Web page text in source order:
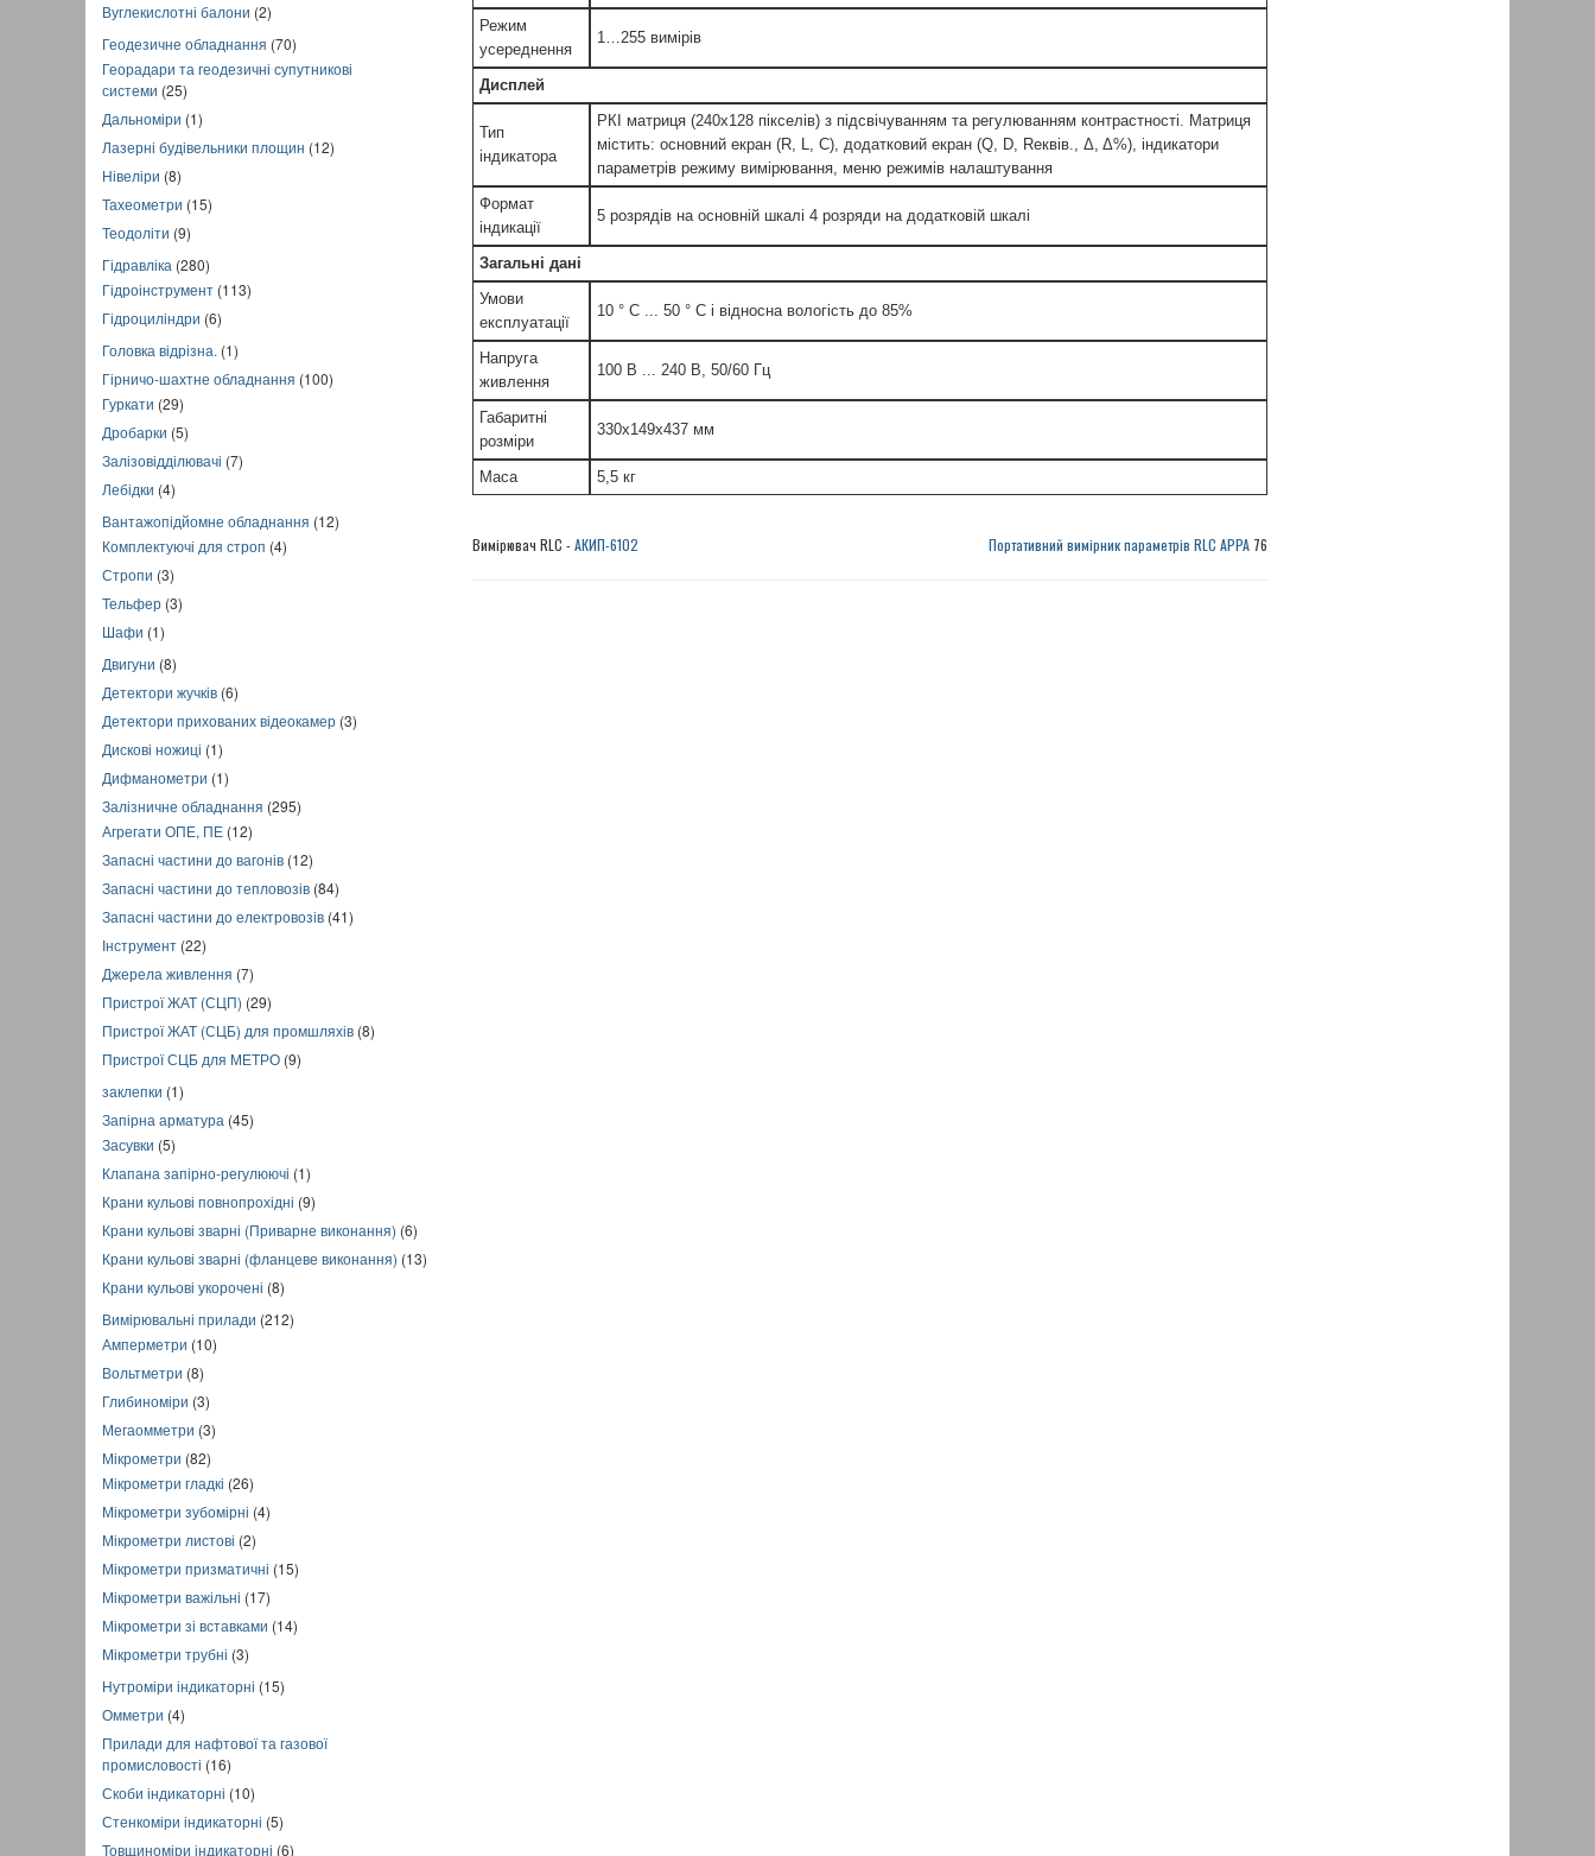
Вуглекислотні балони (2)
Геодезичне обладнання (70)
Георадари та геодезичні супутникові
системи (25)
Дальноміри (1)
Лазерні будівельники площин (12)
Нівеліри (8)
Тахеометри (15)
Теодоліти (9)
Гідравліка (280)
Гідроінструмент (113)
Гідроциліндри (6)
Головка відрізна. (1)
Гірничо-шахтне обладнання (100)
Гуркати (29)
Дробарки (5)
Залізовідділювачі (7)
Лебідки (4)
Вантажопідйомне обладнання (12)
Комплектуючі для строп (4)
Стропи (3)
Тельфер (3)
Шафи (1)
Двигуни (8)
Детектори жучків (6)
Детектори прихованих відеокамер (3)
Дискові ножиці (1)
Дифманометри (1)
Залізничне обладнання (295)
Агрегати ОПЕ, ПЕ (12)
Запасні частини до вагонів (12)
Запасні частини до тепловозів (84)
Запасні частини до електровозів (41)
Інструмент (22)
Джерела живлення (7)
Пристрої ЖАТ (СЦП) (29)
Пристрої ЖАТ (СЦБ) для промшляхів (8)
Пристрої СЦБ для МЕТРО (9)
заклепки (1)
Запірна арматура (45)
Засувки (5)
Клапана запірно-регулюючі (1)
Крани кульові повнопрохідні (9)
Крани кульові зварні (Приварне виконання) (6)
Крани кульові зварні (фланцеве виконання) (13)
Крани кульові укорочені (8)
Вимірювальні прилади (212)
Амперметри (10)
Вольтметри (8)
Глибиноміри (3)
Мегаомметри (3)
Мікрометри (82)
Мікрометри гладкі (26)
Мікрометри зубомірні (4)
Мікрометри листові (2)
Мікрометри призматичні (15)
Мікрометри важільні (17)
Мікрометри зі вставками (14)
Мікрометри трубні (3)
Нутроміри індикаторні (15)
Омметри (4)
Прилади для нафтової та газової
промисловості (16)
Скоби індикаторні (10)
Стенкоміри індикаторні (5)
Товщиноміри індикаторні (6)
Режим
усереднення
1…255 вимірів
Дисплей
Тип
індикатора
РКІ матриця (240х128 пікселів) з підсвічуванням та регулюванням контрастності. Матриця
містить: основний екран (R, L, C), додатковий екран (Q, D, Rеквів., Δ, Δ%), індикатори
параметрів режиму вимірювання, меню режимів налаштування
Формат
індикації
5 розрядів на основній шкалі 4 розряди на додатковій шкалі
Загальні дані
Умови
експлуатації
10 ° С ... 50 ° С і відносна вологість до 85%
Напруга
живлення
100 В ... 240 В, 50/60 Гц
Габаритні
розміри
330х149х437 мм
Маса 5,5 кг
Вимірювач RLC -АКИП-6102 Портативний вимірник параметрів RLC APPA 76